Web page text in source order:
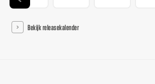
Bekijk releasekalender